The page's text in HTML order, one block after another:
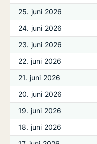
25. juni 2026
24. juni 2026
23. juni 2026
22. juni 2026
21. juni 2026
20. juni 2026
19. juni 2026
18. juni 2026